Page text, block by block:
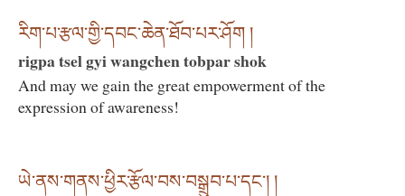
རིག་པ་རྩལ་གྱི་དབང་ཆེན་ཐོབ་པར་ཤོག །
rigpa tsel gyi wangchen tobpar shok
And may we gain the great empowerment of the
expression of awareness!
ཡེ་ནས་གནས་ཕྱིར་རྩོལ་བས་བསྒྲུབ་པ་དང་། །